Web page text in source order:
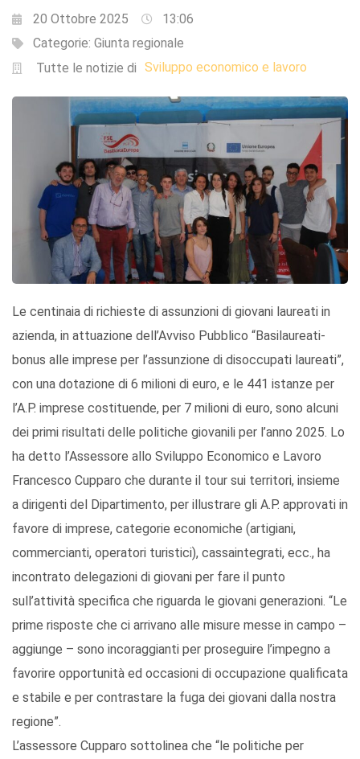
20 Ottobre 2025
13:06
Categorie: Giunta regionale
Tutte le notizie di Sviluppo economico e lavoro
Le centinaia di richieste di assunzioni di giovani laureati in
azienda, in attuazione dell’Avviso Pubblico “Basilaureati-
bonus alle imprese per l’assunzione di disoccupati laureati”,
con una dotazione di 6 milioni di euro, e le 441 istanze per
l’A.P. imprese costituende, per 7 milioni di euro, sono alcuni
dei primi risultati delle politiche giovanili per l’anno 2025. Lo
ha detto l’Assessore allo Sviluppo Economico e Lavoro
Francesco Cupparo che durante il tour sui territori, insieme
a dirigenti del Dipartimento, per illustrare gli A.P. approvati in
favore di imprese, categorie economiche (artigiani,
commercianti, operatori turistici), cassaintegrati, ecc., ha
incontrato delegazioni di giovani per fare il punto
sull’attività specifica che riguarda le giovani generazioni. “Le
prime risposte che ci arrivano alle misure messe in campo –
aggiunge – sono incoraggianti per proseguire l’impegno a
favorire opportunità ed occasioni di occupazione qualificata
e stabile e per contrastare la fuga dei giovani dalla nostra
regione”.
L’assessore Cupparo sottolinea che “le politiche per